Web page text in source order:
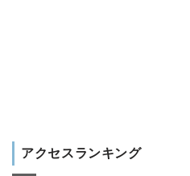
アクセスランキング